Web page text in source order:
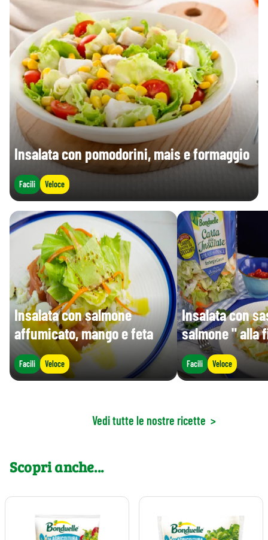
Fibre (g)
1,2 g
0,6 g
Proteine (g)
1,0 g
0,5 g
Sale (g)
0,02 g
Insalata con pomodorini, mais e formaggio
Facili Veloce
Insalata con salmone
affumicato, mango e feta
Facili Veloce
Insalata con
salmone " alla
Facili Veloce
Vedi tutte le nostre ricette >
Scopri anche...